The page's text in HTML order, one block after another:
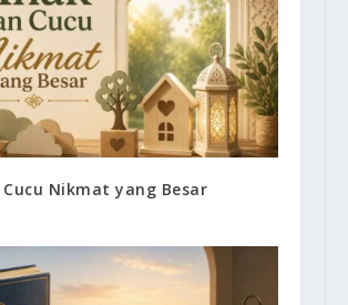
Nikmat yang Besar